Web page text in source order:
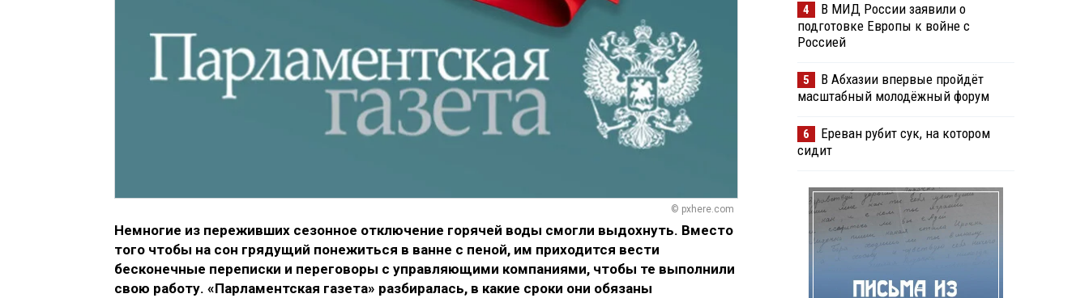
© pxhere.com
Немногие из переживших сезонное отключение горячей воды смогли выдохнуть. Вместо
того чтобы на сон грядущий понежиться в ванне с пеной, им приходится вести
бесконечные переписки и переговоры с управляющими компаниями, чтобы те выполнили
свою работу. «Парламентская газета» разбиралась, в какие сроки они обязаны
4
В МИД России заявили о
подготовке Европы к войне с
Россией
5
В Абхазии впервые пройдёт
масштабный молодёжный форум
6
Ереван рубит сук, на котором
сидит